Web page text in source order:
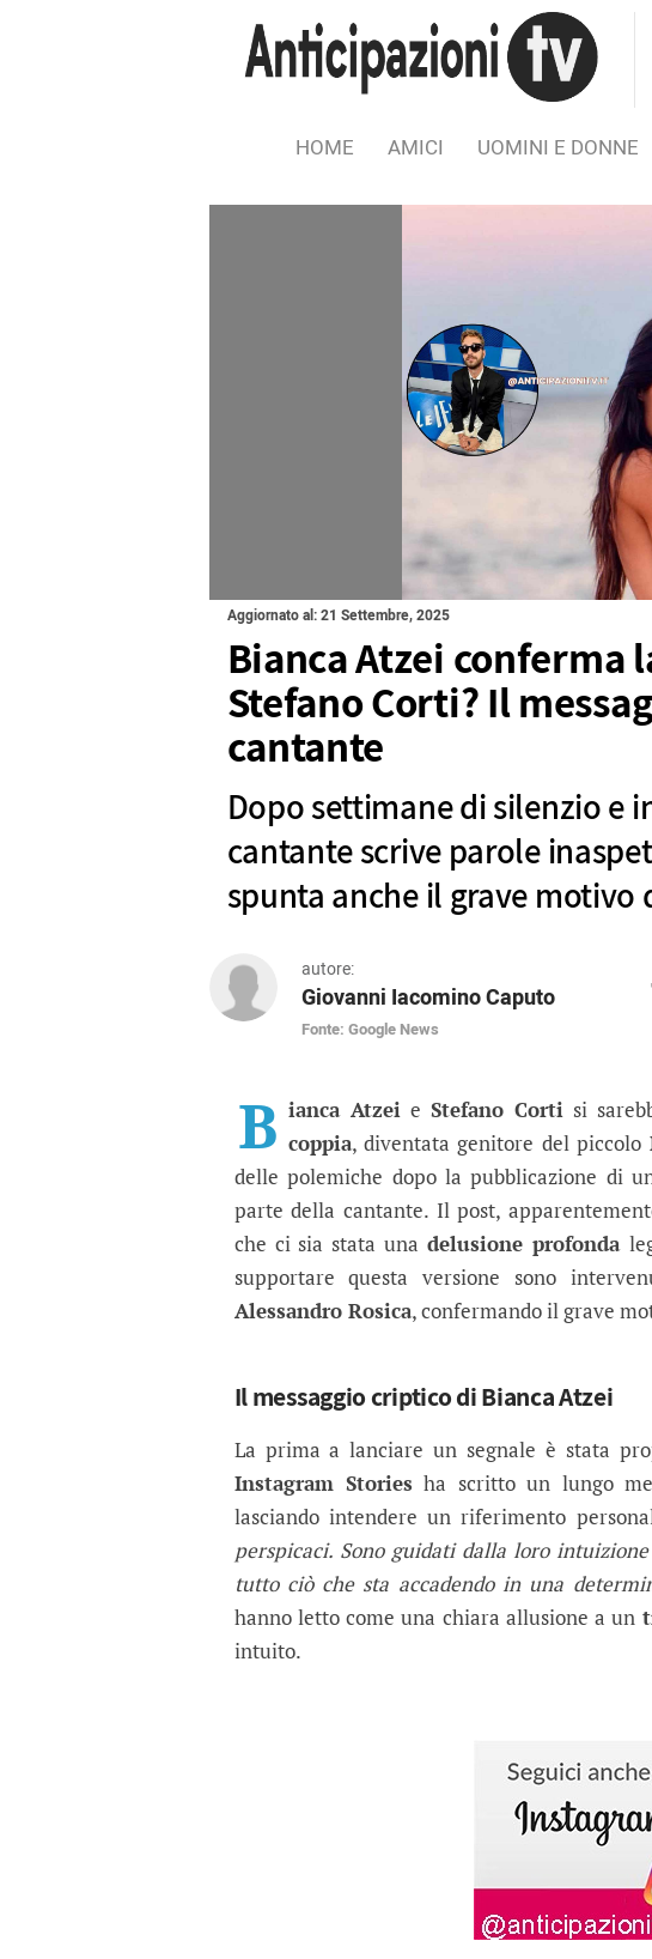
HOME AMICI UOMINI E DONNE
Aggiornato al: 21 Settembre, 2025
Bianca Atzei conferma
Stefano Corti? Il
cantante
Dopo settimane di silenzio e
cantante scrive parole
spunta anche il grave motivo
autore:
Giovanni Iacomino Caputo
Fonte: Google News
Bianca Atzei conferma la
Dopo settimane di silenzio e
B ianca Atzeie Stefano Corti si
coppia, diventata genitore del piccolo
delle polemiche dopo la pubblicazione di
parte della cantante. Il post,
che ci sia stata unadelusione profonda
supportare questa versione sono
Alessandro Rosica, confermando il grave
Il messaggio criptico di Bianca Atzei
La prima a lanciare un segnale è stata
Instagram Stories ha scritto un lungo
lasciando intendere un riferimento
perspicaci. Sono guidati dalla loro
tutto ciò che sta accadendo in una
hanno letto come una chiara allusione a un
intuito.